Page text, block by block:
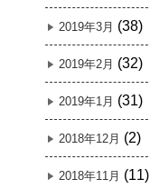
2019年3月 (38)
2019年2月 (32)
2019年1月 (31)
2018年12月 (2)
2018年11月 (11)